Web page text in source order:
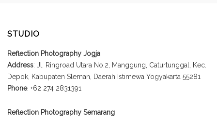
STUDIO
Reflection Photography Jogja
Address: Jl. Ringroad Utara No.2, Manggung, Caturtunggal, Kec.
Depok, Kabupaten Sleman, Daerah Istimewa Yogyakarta 55281
Phone: +62 274 2831391
Reflection Photography Semarang